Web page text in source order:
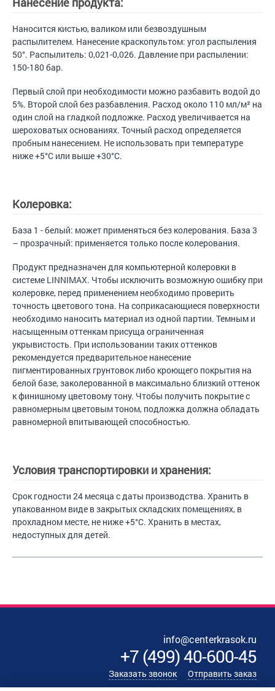
Наносится кистью, валиком или безвоздушным
распылителем. Нанесение краскопультом: угол распыления
50°. Распылитель: 0,021-0,026. Давление при распылении:
150-180 бар.
Первый слой при необходимости можно разбавить водой до
5%. Второй слой без разбавления. Расход около 110 мл/м² на
один слой на гладкой подложке. Расход увеличивается на
шероховатых основаниях. Точный расход определяется
пробным нанесением. Не использовать при температуре
ниже +5°C или выше +30°C.
Колеровка:
База 1 - белый: может применяться без колерования. База 3
– прозрачный: применяется только после колерования.
Продукт предназначен для компьютерной колеровки в
системе LINNIMAX. Чтобы исключить возможную ошибку при
колеровке, перед применением необходимо проверить
точность цветового тона. На соприкасающиеся поверхности
необходимо наносить материал из одной партии. Темным и
насыщенным оттенкам присуща ограниченная
укрывистость. При использовании таких оттенков
рекомендуется предварительное нанесение
пигментированных грунтовок либо кроющего покрытия на
белой базе, заколерованной в максимально близкий оттенок
к финишному цветовому тону. Чтобы получить покрытие с
равномерным цветовым тоном, подложка должна обладать
равномерной впитывающей способностью.
Условия транспортировки и хранения:
Срок годности 24 месяца с даты производства. Хранить в
упакованном виде в закрытых складских помещениях, в
прохладном месте, не ниже +5°C. Хранить в местах,
недоступных для детей.
info@centerkrasok.ru
+7(499)40-600-45
Заказать звонок Отправить заказ